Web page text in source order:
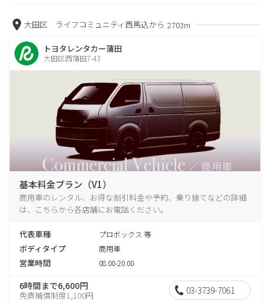
大田区 ライフコミュニティ西馬込から 2703m
トヨタレンタカー蒲田
大田区西蒲田7-43
基本料金プラン（V1）
商用車のレンタル、お得な割引料金や予約、乗り捨てなどの詳細
は、こちらから各店舗にお電話ください。
代表車種 プロボックス 等
ボディタイプ 商用車
営業時間 08:00-20:00
6時間まで6,600円
免責補償制度1,100円 03-3739-7061